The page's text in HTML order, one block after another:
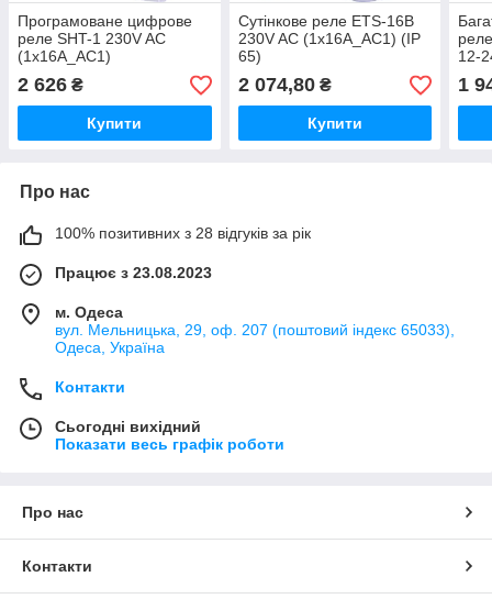
Програмоване цифрове
реле SHT-1 230V AC
(1x16A_AC1)
2 626 ₴
Купити
Сутінкове реле ETS-16B
230V AC (1x16A_AC1) (IP
65)
2 074,80₴
Купити
12-
1
Про нас
100% позитивних з 28 відгуків за рік
Працює з 23.08.2023
м. Одеса
вул. Мельницька, 29, оф. 207 (поштовий індекс 65033),
Одеса, Україна
Контакти
Сьогодні вихідний
Показати весь графік роботи
Про нас
Контакти